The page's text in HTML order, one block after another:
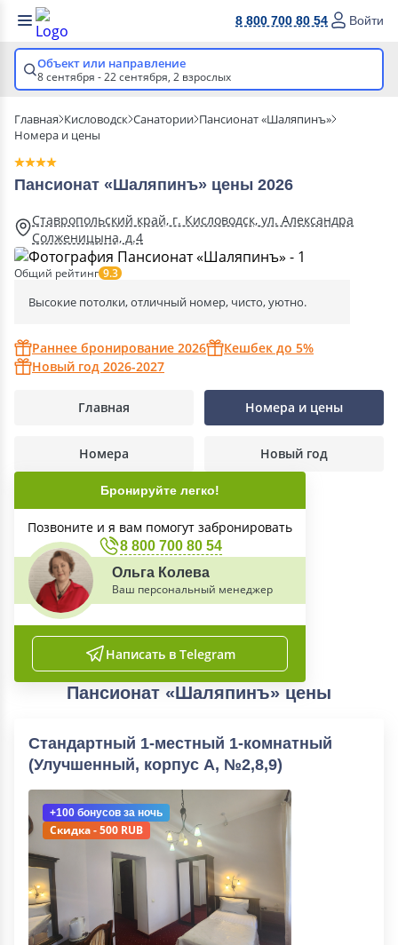
8 800 700 80 54 Войти
Объект или направление
8 сентября - 22 сентября, 2 взрослых
Главная Кисловодск Санатории Пансионат «Шаляпинъ»
Номера и цены
Пансионат «Шаляпинъ» цены 2026
Ставропольский край, г. Кисловодск, ул. Александра
Солженицына, д.4
Общий рейтинг 9.3
Высокие потолки, отличный номер, чисто, уютно.
Раннее бронирование 2026
Кешбек до 5%
Новый год 2026-2027
Главная Номера и цены
Номера Новый год
Бронируйте легко!
Позвоните и я вам помогут забронировать
8 800 700 80 54
Ольга Колева
Ваш персональный менеджер
Написать в Telegram
Пансионат «Шаляпинъ» цены
Стандартный 1-местный 1-комнатный
(Улучшенный, корпус А, №2,8,9)
+100 бонусов за ночь
Скидка - 500 RUB